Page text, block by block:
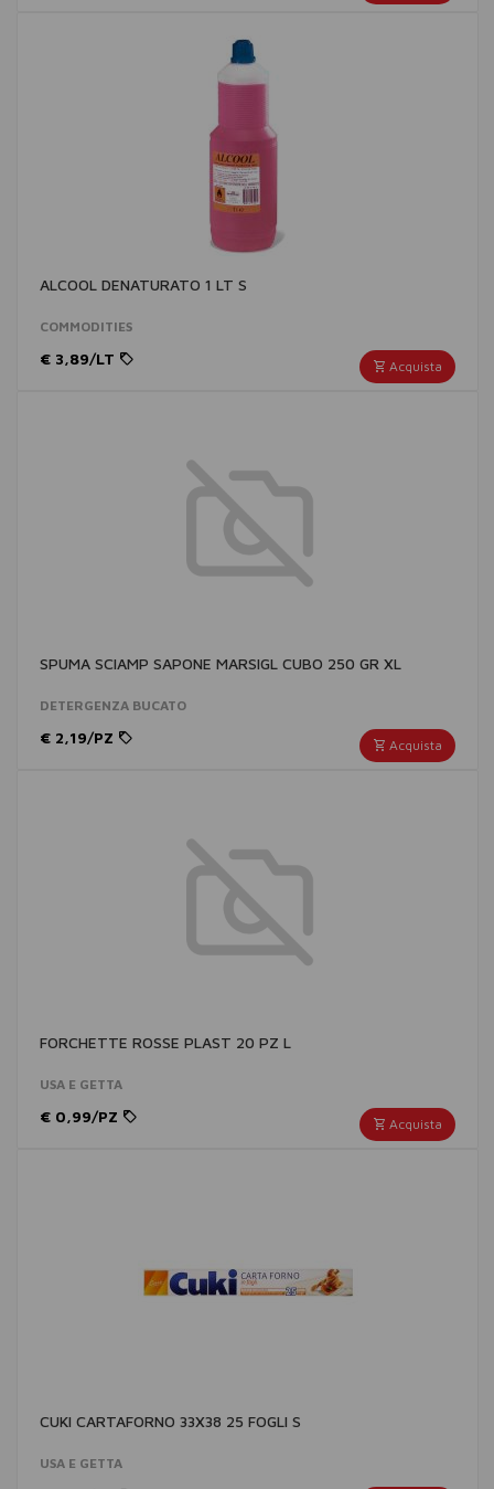
ALCOOL DENATURATO 1 LT S
COMMODITIES
Acquista
€ 3,89/LT
SPUMA SCIAMP SAPONE MARSIGL CUBO 250 GR XL
DETERGENZA BUCATO
Acquista
€ 2,19/PZ
FORCHETTE ROSSE PLAST 20 PZ L
USA E GETTA
Acquista
€ 0,99/PZ
CUKI CARTAFORNO 33X38 25 FOGLI S
USA E GETTA